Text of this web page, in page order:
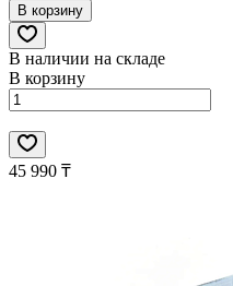
В корзину
В наличии на складе
В корзину
45 990 ₸